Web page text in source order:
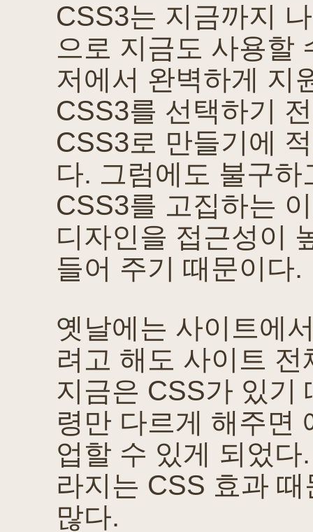
CSS3는 지금까지
으로 지금도 사용할
저에서 완벽하게 지
CSS3를 선택하기
CSS3로 만들기에
다. 그럼에도 불구
CSS3를 고집하는
디자인을 접근성이
들어 주기 때문이다.
옛날에는 사이트에
려고 해도 사이트
지금은 CSS가 있기
령만 다르게 해주면
업할 수 있게 되었
라지는 CSS 효과
많다.